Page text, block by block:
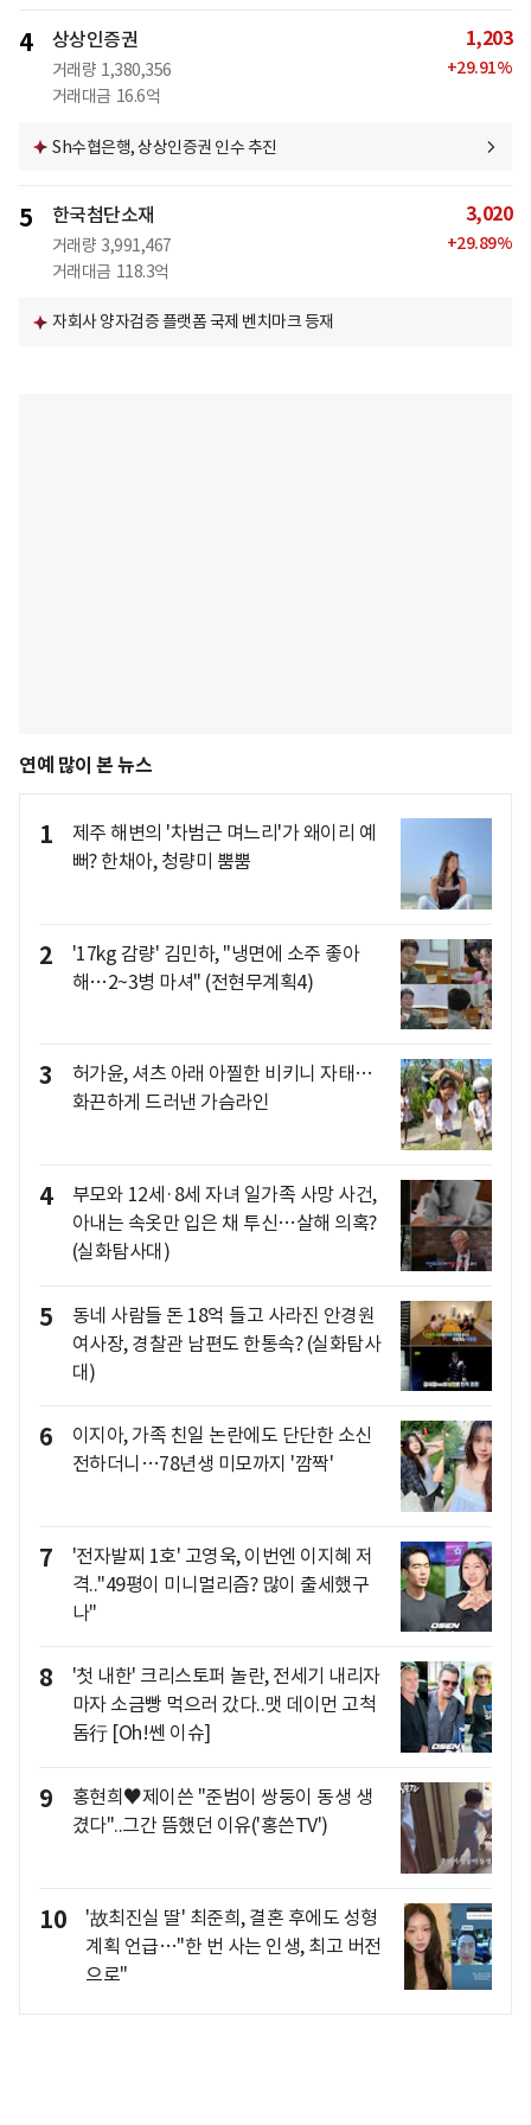
4 상상인증권
거래량 1,380,356
거래대금 16.6억
1,203
+29.91%
Sh수협은행, 상상인증권 인수 추진
5 한국첨단소재
거래량 3,991,467
거래대금 118.3억
3,020
+29.89%
자회사 양자검증 플랫폼 국제 벤치마크 등재
연예 많이 본 뉴스
1
제주 해변의 '차범근 며느리'가 왜이리 예
뻐? 한채아, 청량미 뿜뿜
2
'17kg 감량' 김민하, "냉면에 소주 좋아
해…2~3병 마셔" (전현무계획4)
3
허가윤, 셔츠 아래 아찔한 비키니 자태…
화끈하게 드러낸 가슴라인
4
부모와 12세·8세 자녀 일가족 사망 사건,
아내는 속옷만 입은 채 투신…살해 의혹?
(실화탐사대)
5
동네 사람들 돈 18억 들고 사라진 안경원
여사장, 경찰관 남편도 한통속? (실화탐사
대)
6
이지아, 가족 친일 논란에도 단단한 소신
전하더니…78년생 미모까지 '깜짝'
7
'전자발찌 1호' 고영욱, 이번엔 이지혜 저
격.."49평이 미니멀리즘? 많이 출세했구
나"
8
'첫 내한' 크리스토퍼 놀란, 전세기 내리자
마자 소금빵 먹으러 갔다..맷 데이먼 고척
돔行 [Oh!쎈 이슈]
9
홍현희♥제이쓴 "준범이 쌍둥이 동생 생
겼다"..그간 뜸했던 이유('홍쓴TV')
10
'故최진실 딸' 최준희, 결혼 후에도 성형
계획 언급…"한 번 사는 인생, 최고 버전
으로"